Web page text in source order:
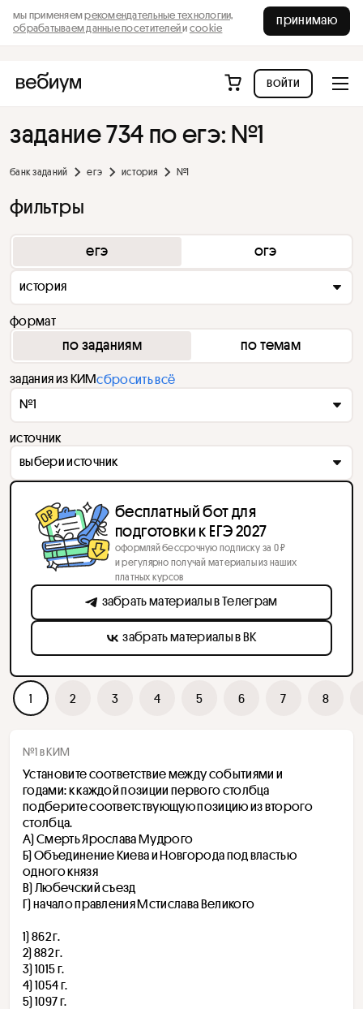
мы применяемрекомендательные технологии,
обрабатываем данные посетителейи cookie
принимаю
войти
задание 734 по егэ: №1
банк заданий егэ история №1
фильтры
егэ огэ
история
формат
по заданиям по темам
задания из КИМсбросить всё
№1
источник
выбери источник
1 2 3 4 5 6 7 8
№1 в КИМ
Установите соответствие между событиями и
годами: к каждой позиции первого столбца
подберите соответствующую позицию из второго
столбца.
А) Смерть Ярослава Мудрого
Б) Объединение Киева и Новгорода под властью
одного князя
В) Любечский съезд
Г) начало правления Мстислава Великого
1) 862 г.
2) 882 г.
3) 1015 г.
4) 1054 г.
5) 1097 г.
бесплатный бот для
подготовки к ЕГЭ 2027
оформляй бессрочную подписку за 0 ₽
и регулярно получай материалы из наших
платных курсов
забрать материалы в Телеграм
забрать материалы в ВК